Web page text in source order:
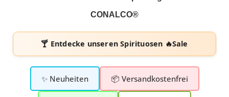
CONALCO®
🍸 Entdecke unserenSpirituosen 🔥Sale
✨ Neuheiten 📦 Versandkostenfrei